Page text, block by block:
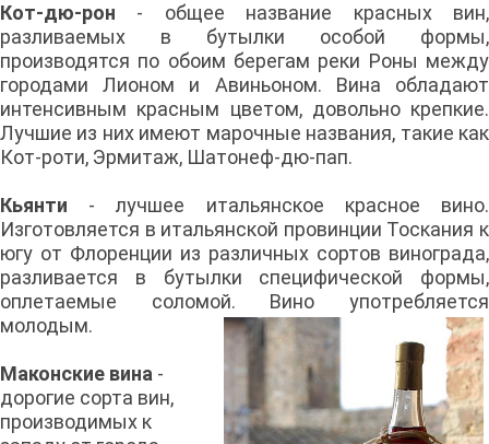
Кот-дю-рон - общее название красных вин,
разливаемых в бутылки особой формы,
производятся по обоим берегам реки Роны между
городами Лионом и Авиньоном. Вина обладают
интенсивным красным цветом, довольно крепкие.
Лучшие из них имеют марочные названия, такие как
Кот-роти, Эрмитаж, Шатонеф-дю-пап.
Кьянти - лучшее итальянское красное вино.
Изготовляется в итальянской провинции Тоскания к
югу от Флоренции из различных сортов винограда,
разливается в бутылки специфической формы,
оплетаемые соломой. Вино употребляется
молодым.
Маконские вина -
дорогие сорта вин,
производимых к